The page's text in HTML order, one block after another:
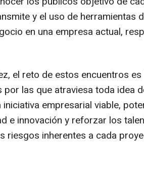
y el uso de herramientas
en una empresa actual,
el reto de estos encuentros
las que atraviesa toda idea
empresarial viable,
e innovación y reforzar los
riesgos inherentes a cada